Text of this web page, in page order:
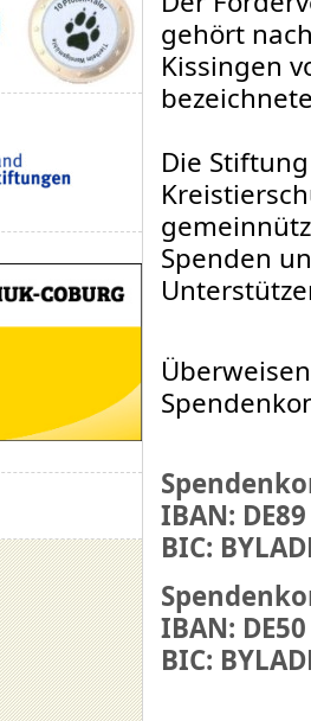
gehört
Kissingen
Die
Spenden
IBAN:
BIC:
IBAN:
BIC: